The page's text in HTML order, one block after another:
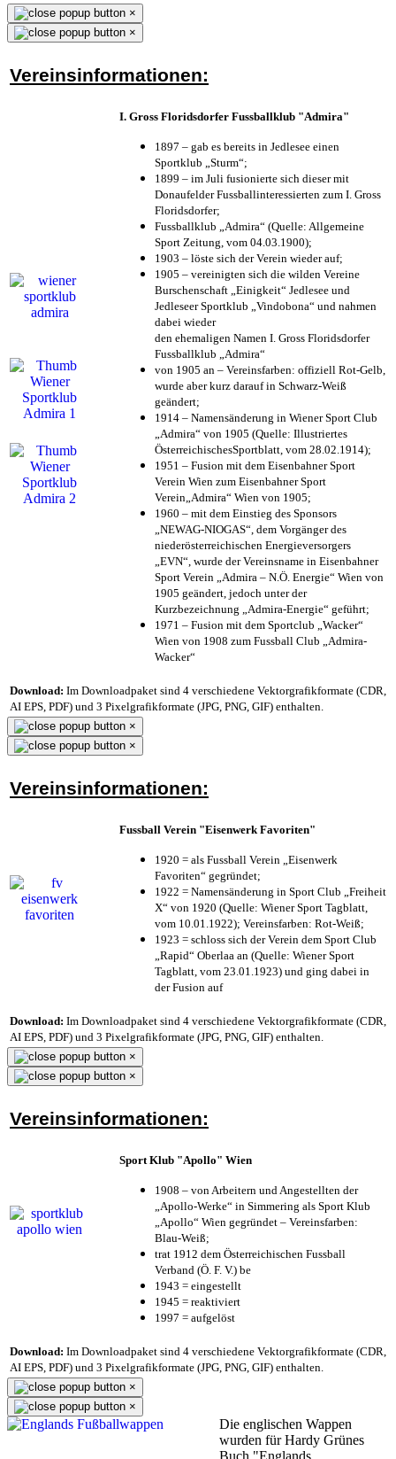
×
×
Vereinsinformationen:
I. Gross Floridsdorfer Fussballklub "Admira"
1897 – gab es bereits in Jedlesee einen
Sportklub „Sturm“;
1899 – im Juli fusionierte sich dieser mit
Donaufelder Fussballinteressierten zum I. Gross
Floridsdorfer;
Fussballklub „Admira“ (Quelle: Allgemeine
Sport Zeitung, vom 04.03.1900);
1903 – löste sich der Verein wieder auf;
1905 – vereinigten sich die wilden Vereine
Burschenschaft „Einigkeit“ Jedlesee und
Jedleseer Sportklub „Vindobona“ und nahmen
dabei wieder
den ehemaligen Namen I. Gross Floridsdorfer
Fussballklub „Admira“
von 1905 an – Vereinsfarben: offiziell Rot-Gelb,
wurde aber kurz darauf in Schwarz-Weiß
geändert;
1914 – Namensänderung in Wiener Sport Club
„Admira“ von 1905 (Quelle: Illustriertes
ÖsterreichischesSportblatt, vom 28.02.1914);
1951 – Fusion mit dem Eisenbahner Sport
Verein Wien zum Eisenbahner Sport
Verein„Admira“ Wien von 1905;
1960 – mit dem Einstieg des Sponsors
„NEWAG-NIOGAS“, dem Vorgänger des
niederösterreichischen Energieversorgers
„EVN“, wurde der Vereinsname in Eisenbahner
Sport Verein „Admira – N.Ö. Energie“ Wien von
1905 geändert, jedoch unter der
Kurzbezeichnung „Admira-Energie“ geführt;
1971 – Fusion mit dem Sportclub „Wacker“
Wien von 1908 zum Fussball Club „Admira-
Wacker“
Download: Im Downloadpaket sind 4 verschiedene Vektorgrafikformate (CDR,
AI EPS, PDF) und 3 Pixelgrafikformate (JPG, PNG, GIF) enthalten.
×
×
Vereinsinformationen:
Fussball Verein "Eisenwerk Favoriten"
1920 = als Fussball Verein „Eisenwerk
Favoriten“ gegründet;
1922 = Namensänderung in Sport Club „Freiheit
X“ von 1920 (Quelle: Wiener Sport Tagblatt,
vom 10.01.1922); Vereinsfarben: Rot-Weiß;
1923 = schloss sich der Verein dem Sport Club
„Rapid“ Oberlaa an (Quelle: Wiener Sport
Tagblatt, vom 23.01.1923) und ging dabei in
der Fusion auf
Download: Im Downloadpaket sind 4 verschiedene Vektorgrafikformate (CDR,
AI EPS, PDF) und 3 Pixelgrafikformate (JPG, PNG, GIF) enthalten.
×
×
Vereinsinformationen:
Sport Klub "Apollo" Wien
1908 – von Arbeitern und Angestellten der
„Apollo-Werke“ in Simmering als Sport Klub
„Apollo“ Wien gegründet – Vereinsfarben:
Blau-Weiß;
trat 1912 dem Österreichischen Fussball
Verband (Ö. F. V.) be
1943 = eingestellt
1945 = reaktiviert
1997 = aufgelöst
Download: Im Downloadpaket sind 4 verschiedene Vektorgrafikformate (CDR,
AI EPS, PDF) und 3 Pixelgrafikformate (JPG, PNG, GIF) enthalten.
×
×
Die englischen Wappen
wurden für Hardy Grünes
Buch "Englands